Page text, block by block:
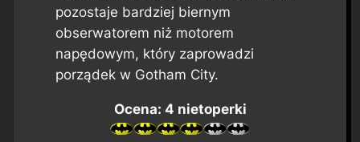
pozostaje bardziej biernym
obserwatorem niż motorem
napędowym, który zaprowadzi
porządek w Gotham City.
Ocena: 4 nietoperki